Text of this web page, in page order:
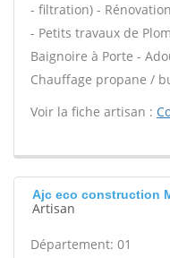
- filtration) -
- Petits travaux de
Baignoire à Porte -
Chauffage propane /
Voir la fiche artisan :
Ajc eco construction
Artisan
Département: 01